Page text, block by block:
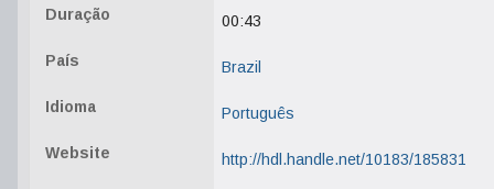
Duração 00:43
País Brazil
Idioma Português
Website http://hdl.handle.net/10183/185831